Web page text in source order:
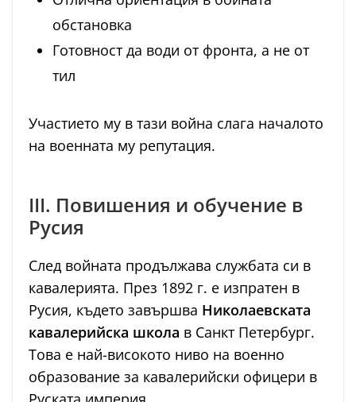
обстановка
Готовност да води от фронта, а не от
тил
Участието му в тази война слага началото
на военната му репутация.
III. Повишения и обучение в
Русия
След войната продължава службата си в
кавалерията. През 1892 г. е изпратен в
Русия, където завършва Николаевската
кавалерийска школа в Санкт Петербург.
Това е най-високото ниво на военно
образование за кавалерийски офицери в